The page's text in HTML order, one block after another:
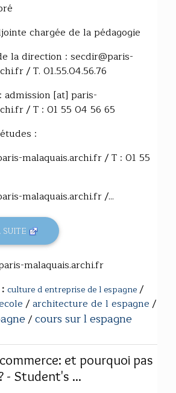
chargée de la pédagogie
la direction : secdir@paris-
/ T. 01.55.04.56.76
admission [at] paris-
/ T : 01 55 04 56 65
:
malaquais.archi.fr / T : 01 55
malaquais.archi.fr /...
malaquais.archi.fr
culture d entreprise de l espagne/
/architecture de l espagne/
/cours sur l espagne
et pourquoi pas
- Student's ...